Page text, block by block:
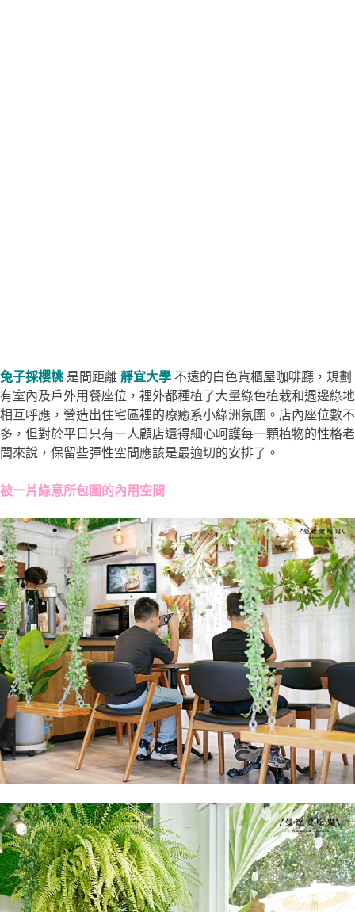
兔子採櫻桃是間距離 靜宜大學 不遠的白色貨櫃屋咖啡廳，規劃
有室內及戶外用餐座位，裡外都種植了大量綠色植栽和週邊綠地
相互呼應，營造出住宅區裡的療癒系小綠洲氛圍。店內座位數不
多，但對於平日只有一人顧店還得細心呵護每一顆植物的性格老
闆來說，保留些彈性空間應該是最適切的安排了。
被一片綠意所包圍的內用空間